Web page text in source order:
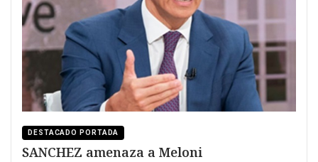
DESTACADO PORTADA
SANCHEZ amenaza a Meloni